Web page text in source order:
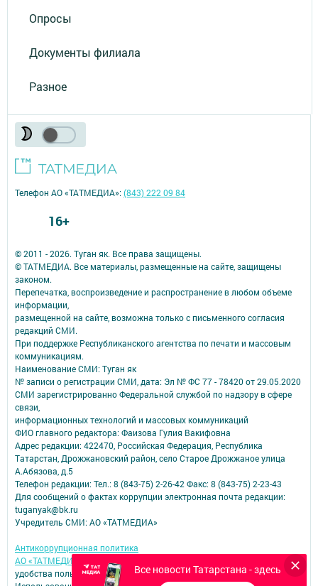
Опросы
Документы филиала
Разное
Все новости Татарстана - здесь
© 2011 - 2026. Туган як. Все права защищены.
© ТАТМЕДИА. Все материалы, размещенные на сайте, защищены
законом.
Перепечатка, воспроизведение и распространение в любом объеме
информации,
размещенной на сайте, возможна только с письменного согласия
редакций СМИ.
При поддержке Республиканского агентства по печати и массовым
коммуникациям.
Наименование СМИ: Туган як
№ записи о регистрации СМИ, дата: Эл № ФС 77 - 78420 от 29.05.2020
СМИ зарегистрированно Федеральной службой по надзору в сфере
связи,
информационных технологий и массовых коммуникаций
ФИО главного редактора: Фаизова Гулия Вакифовна
Адрес редакции: 422470, Российская Федерация, Республика
Татарстан, Дрожжановский район, село Старое Дрожжаное улица
А.Абязова, д.5
Телефон редакции: Тел.: 8 (843-75) 2-26-42 Факс: 8 (843-75) 2-23-43
Для сообщений о фактах коррупции электронная почта редакции:
tuganyak@bk.ru
Учредитель СМИ: АО «ТАТМЕДИА»
Антикоррупционная политика
АО «ТАТМЕДИА» использует «cookie»
для персонализации сервисов и
удобства пользователей сайтом.
Телефон АО «ТАТМЕДИА»:(843) 222 09 84
16+